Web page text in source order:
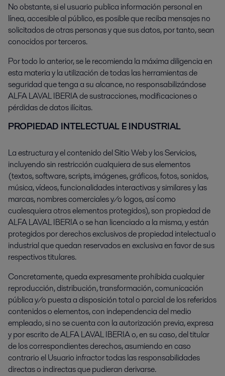
No obstante, si el usuario publica información personal en
línea, accesible al público, es posible que reciba mensajes no
solicitados de otras personas y que sus datos, por tanto, sean
conocidos por terceros.
Por todo lo anterior, se le recomienda la máxima diligencia en
esta materia y la utilización de todas las herramientas de
seguridad que tenga a su alcance, no responsabilizándose
ALFA LAVAL IBERIA de sustracciones, modificaciones o
pérdidas de datos ilícitas.
PROPIEDAD INTELECTUAL E INDUSTRIAL
La estructura y el contenido del Sitio Web y los Servicios,
incluyendo sin restricción cualquiera de sus elementos
(textos, software, scripts, imágenes, gráficos, fotos, sonidos,
música, vídeos, funcionalidades interactivas y similares y las
marcas, nombres comerciales y/o logos, así como
cualesquiera otros elementos protegidos), son propiedad de
ALFA LAVAL IBERIA o se han licenciado a la misma, y están
protegidos por derechos exclusivos de propiedad intelectual o
industrial que quedan reservados en exclusiva en favor de sus
respectivos titulares.
Concretamente, queda expresamente prohibida cualquier
reproducción, distribución, transformación, comunicación
pública y/o puesta a disposición total o parcial de los referidos
contenidos o elementos, con independencia del medio
empleado, si no se cuenta con la autorización previa, expresa
y por escrito de ALFA LAVAL IBERIA o, en su caso, del titular
de los correspondientes derechos, asumiendo en caso
contrario el Usuario infractor todas las responsabilidades
directas o indirectas que pudieran derivarse.